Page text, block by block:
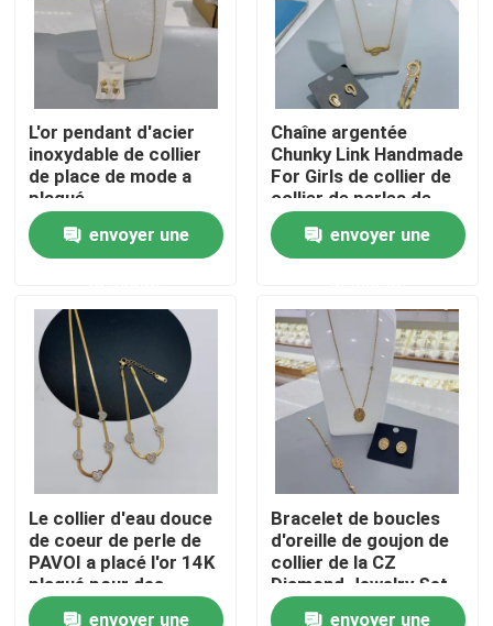
A propos de nous
Contacts
Produits
Bracelet en acier inoxydable en stock
Collier en acier inoxydable en stock
Boucle d'oreille en acier inoxydable en stock
Les bijoux en acier inoxydable sont en stock
Nouveau en stock
Ensemble de bijoux d'acier inoxydable
L'or pendant d'acier
inoxydable de collier
de place de mode a
plaqué
envoyer une
Chaîne argentée
Chunky Link Handmade
For Girls de collier de
collier de perles de
trombone de Cowlyn
envoyer une
Le collier d'eau douce
de coeur de perle de
PAVOI a placé l'or 14K
plaqué pour des
femmes
envoyer une
Bracelet de boucles
d'oreille de goujon de
collier de la CZ
Diamond Jewelry Set
Classic Pendant pour
envoyer une